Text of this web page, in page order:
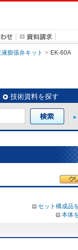
液膨張弁キット EK-60A
技術資料を探す
セット構成品
本体